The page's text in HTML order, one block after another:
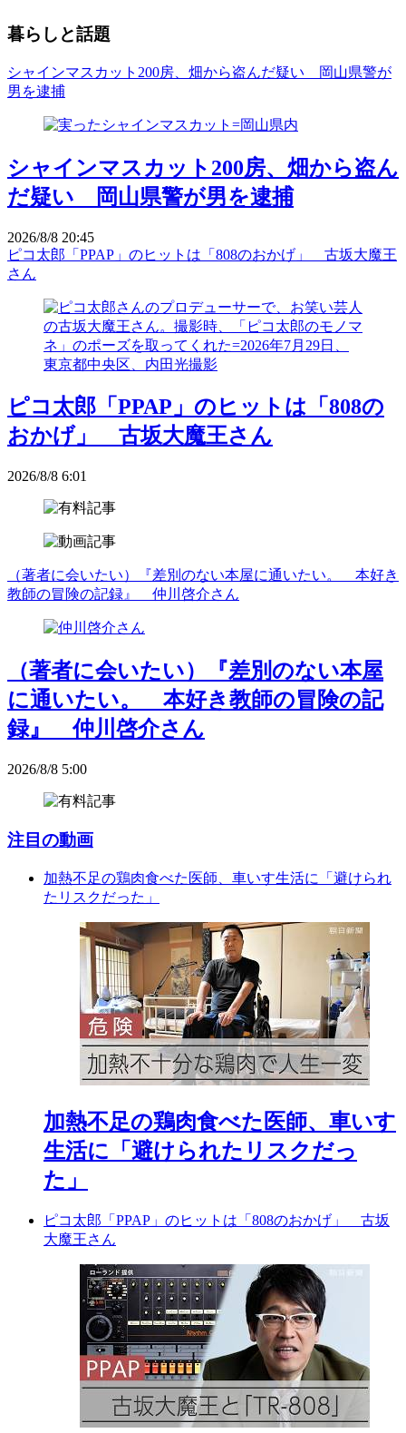
暮らしと話題
シャインマスカット200房、畑から盗んだ疑い 岡山県警が
男を逮捕
シャインマスカット200房、畑から盗ん
だ疑い 岡山県警が男を逮捕
2026/8/8 20:45
ピコ太郎「PPAP」のヒットは「808のおかげ」 古坂大魔王
さん
ピコ太郎「PPAP」のヒットは「808の
おかげ」 古坂大魔王さん
2026/8/8 6:01
（著者に会いたい）『差別のない本屋に通いたい。 本好き
教師の冒険の記録』 仲川啓介さん
（著者に会いたい）『差別のない本屋
に通いたい。 本好き教師の冒険の記
録』 仲川啓介さん
2026/8/8 5:00
注目の動画
加熱不足の鶏肉食べた医師、車いす生活に「避けられ
たリスクだった」
加熱不足の鶏肉食べた医師、車いす
生活に「避けられたリスクだっ
た」
ピコ太郎「PPAP」のヒットは「808のおかげ」 古坂
大魔王さん